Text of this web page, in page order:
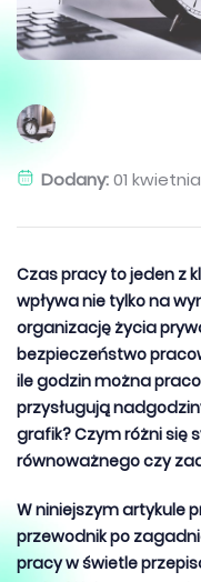
Dodany:01
Czas pracy to jeden z
wpływa nie tylko na
organizację życia
bezpieczeństwo
ile godzin można
przysługują
grafik? Czym różni się
równoważnego czy
W niniejszym artykule
przewodnik po
pracy w świetle